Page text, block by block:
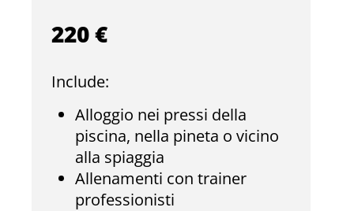
220 €
Include:
Alloggio nei pressi della
piscina, nella pineta o vicino
alla spiaggia
Allenamenti con trainer
professionisti